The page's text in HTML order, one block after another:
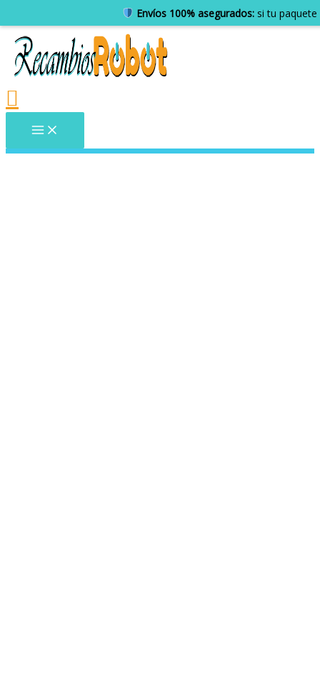
Envíos 100% asegurados:si tu paquete